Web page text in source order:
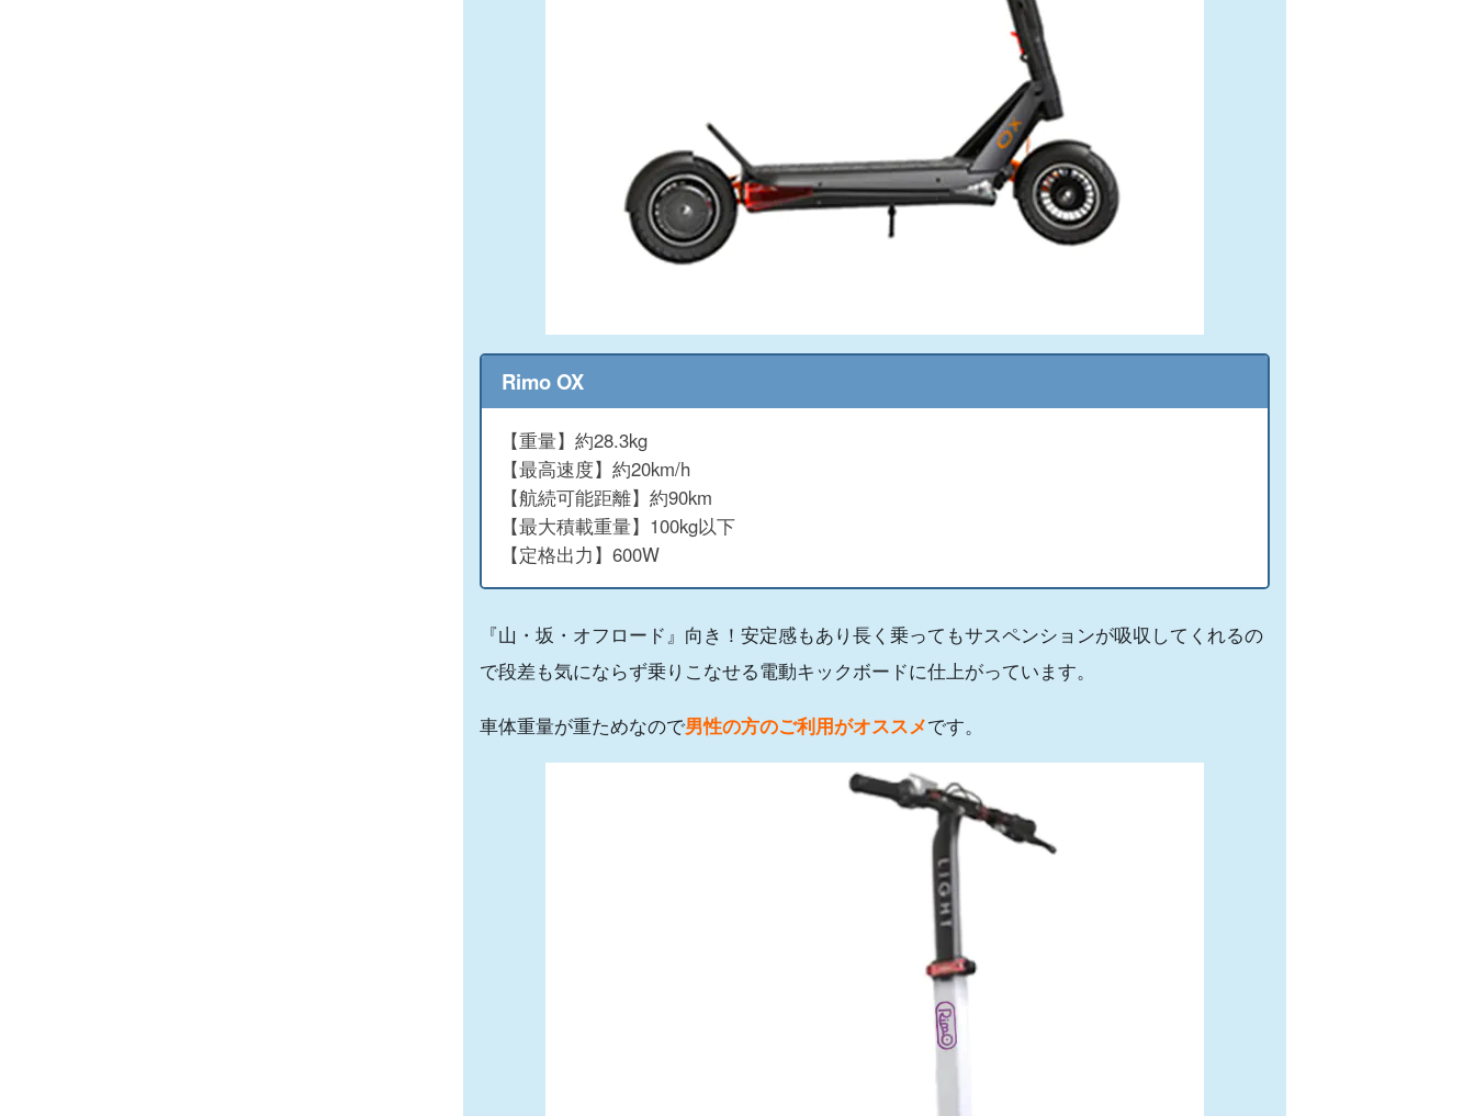
Rimo OX
【重量】約28.3kg
【最高速度】約20km/h
【航続可能距離】約90km
【最大積載重量】100kg以下
【定格出力】600W
『山・坂・オフロード』向き！安定感もあり長く乗ってもサスペンションが吸収してくれるの
で段差も気にならず乗りこなせる電動キックボードに仕上がっています。
車体重量が重ためなので男性の方のご利用がオススメです。